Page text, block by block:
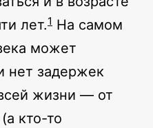
лет.1 На самом
может
нет задержек
жизни — от
кто-то